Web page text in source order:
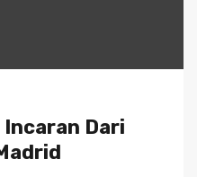
Dari